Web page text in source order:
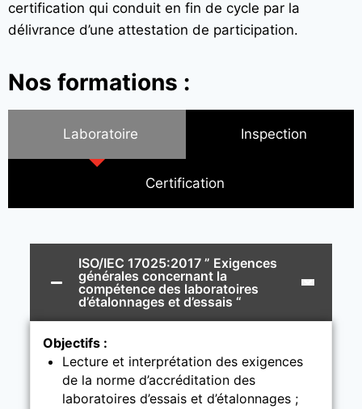
certification qui conduit en fin de cycle par la
délivrance d’une attestation de participation.
Nos formations :
Laboratoire Inspection
Certification
ISO/IEC 17025:2017 ” Exigences
générales concernant la
compétence des laboratoires
d’étalonnages et d’essais “
Objectifs :
Lecture et interprétation des exigences
de la norme d’accréditation des
laboratoires d’essais et d’étalonnages ;